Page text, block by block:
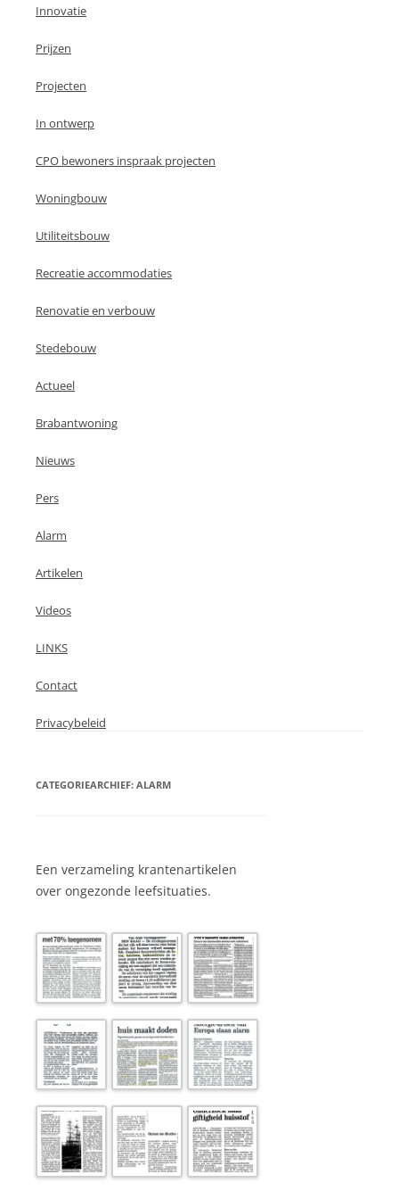
Innovatie
Prijzen
Projecten
In ontwerp
CPO bewoners inspraak projecten
Woningbouw
Utiliteitsbouw
Recreatie accommodaties
Renovatie en verbouw
Stedebouw
Actueel
Brabantwoning
Nieuws
Pers
Alarm
Artikelen
Videos
LINKS
Contact
Privacybeleid
CATEGORIEARCHIEF: ALARM
Een verzameling krantenartikelen
over ongezonde leefsituaties.